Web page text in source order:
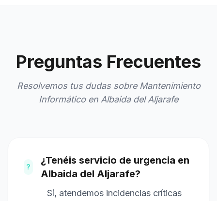
Preguntas Frecuentes
Resolvemos tus dudas sobre Mantenimiento
Informático en Albaida del Aljarafe
?
¿Tenéis servicio de urgencia en
Albaida del Aljarafe?
Sí, atendemos incidencias críticas